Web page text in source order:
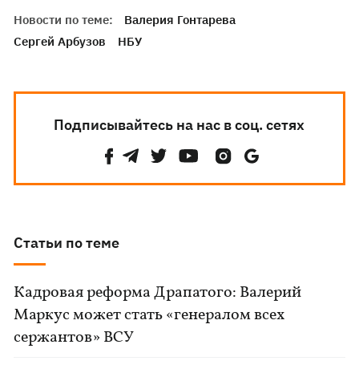
Новости по теме:
Валерия Гонтарева
Сергей Арбузов
НБУ
Подписывайтесь на нас в соц. сетях
Статьи по теме
Кадровая реформа Драпатого: Валерий
Маркус может стать «генералом всех
сержантов» ВСУ